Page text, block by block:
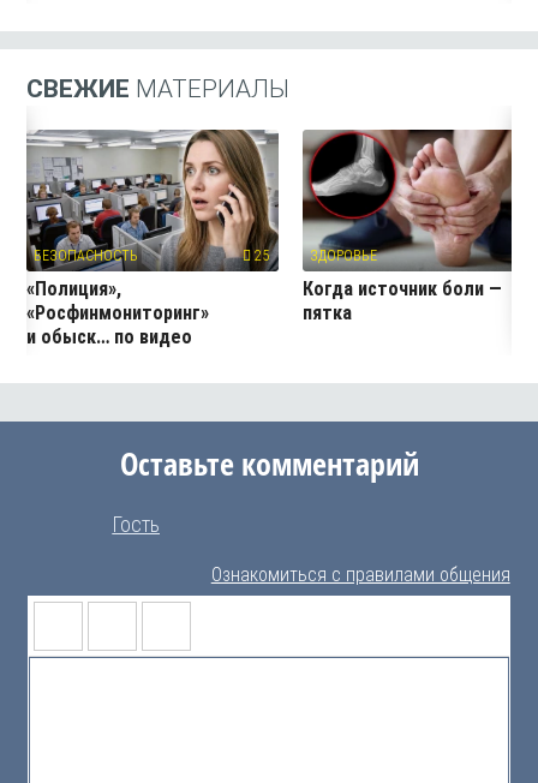
СВЕЖИЕ МАТЕРИАЛЫ
БЕЗОПАСНОСТЬ 25
«Полиция»,
«Росфинмониторинг»
и обыск… по видео
ЗДОРОВЬЕ
Когда источник боли —
пятка
Оставьте комментарий
Гость
Ознакомиться с правилами общения